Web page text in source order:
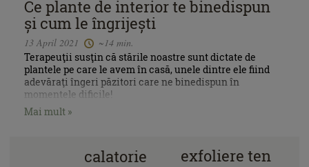
Ce plante de interior te binedispun
și cum le îngrijești
13 April 2021
~14 min.
Terapeuţii susţin că stările noastre sunt dictate de
plantele pe care le avem în casă, unele dintre ele fiind
adevăraţi îngeri păzitori care ne binedispun în
momentele dificile!
Mai mult »
exfoliere ten
calatorie